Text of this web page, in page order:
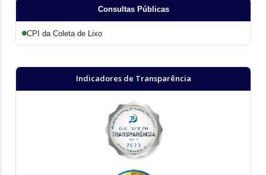
Consultas Públicas
CPI da Coleta de Lixo
Indicadores de Transparência